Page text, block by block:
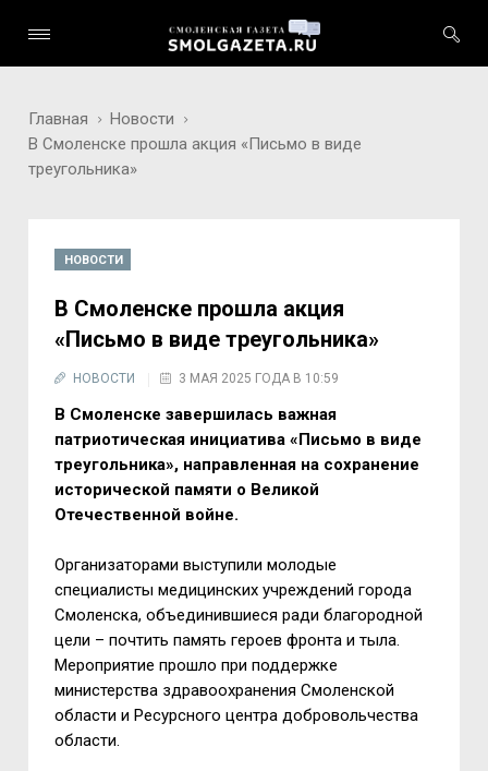
Главная
Новости
В Смоленске прошла акция «Письмо в виде
треугольника»
НОВОСТИ
В Смоленске прошла акция
«Письмо в виде треугольника»
НОВОСТИ 3 МАЯ 2025 ГОДА В 10:59
В Смоленске завершилась важная
патриотическая инициатива «Письмо в виде
треугольника», направленная на сохранение
исторической памяти о Великой
Отечественной войне.
Организаторами выступили молодые
специалисты медицинских учреждений города
Смоленска, объединившиеся ради благородной
цели – почтить память героев фронта и тыла.
Мероприятие прошло при поддержке
министерства здравоохранения Смоленской
области и Ресурсного центра добровольчества
области.